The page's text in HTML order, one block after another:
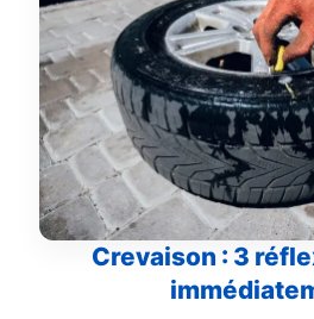
Crevaison : 3